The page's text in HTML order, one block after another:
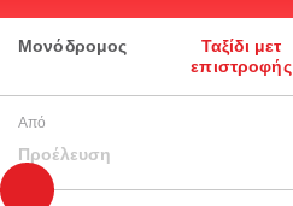
Μονόδρομος
Ταξίδι μετ
επιστροφής
Από
Προέλευση